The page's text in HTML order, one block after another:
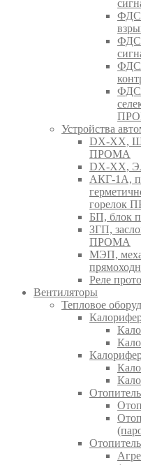
ФДС-
ФДС-
Устройства
DX-XX,
ПРОМА
DX-XX,
АКГ-1А,
горелок
БП, блок
ЗГП,
ПРОМА
МЭП,
Реле
Вентиляторы
Тепловое